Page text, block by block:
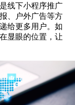
线下小程序推广
、户外广告等方
给更多用户。如
显眼的位置，让